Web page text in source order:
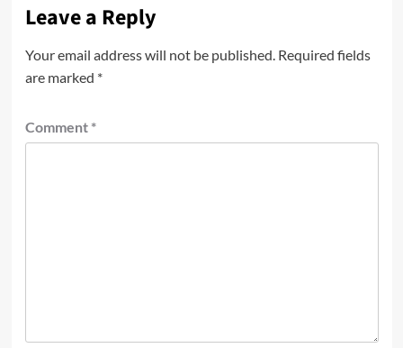
Leave a Reply
Your email address will not be published. Required fields
are marked *
Comment *